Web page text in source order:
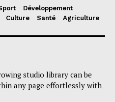
Développement
Culture Santé Agriculture
studio library can be
any page effortlessly with